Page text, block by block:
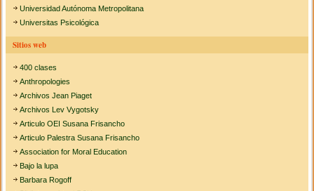
Universidad Autónoma Metropolitana
Universitas Psicológica
Sitios web
400 clases
Anthropologies
Archivos Jean Piaget
Archivos Lev Vygotsky
Articulo OEI Susana Frisancho
Articulo Palestra Susana Frisancho
Association for Moral Education
Bajo la lupa
Barbara Rogoff